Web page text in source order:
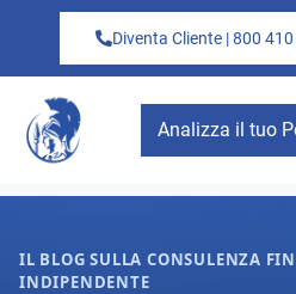
Diventa Cliente | 800
Analizza il tuo
IL BLOG SULLA CONSULENZA
INDIPENDENTE